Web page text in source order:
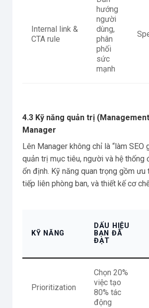
Internal link &
CTA rule
hướng
người
dùng,
phân
phối
sức
mạnh
4.3 Kỹ năng quản trị
Manager
Lên Manager không chỉ là “làm SEO
quản trị mục tiêu, người và hệ thống
ổn định. Kỹ năng quan trọng gồm ưu
tiếp liên phòng ban, và thiết kế cơ
KỸ NĂNG
DẤU HIỆU
BẠN ĐÃ
ĐẠT
Prioritization
Chọn 20%
việc tạo
80% tác
động